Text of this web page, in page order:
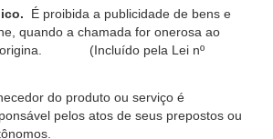
É proibida a publicidade de bens e
quando a chamada for onerosa ao
origina. (Incluído pela Lei nº
do produto ou serviço é
pelos atos de seus prepostos ou